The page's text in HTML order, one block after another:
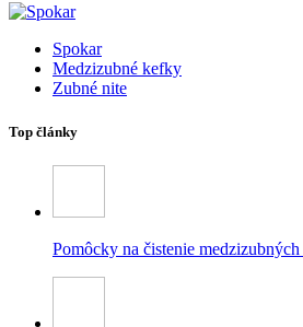
Spokar
Medzizubné kefky
Zubné nite
Top články
Pomôcky na čistenie